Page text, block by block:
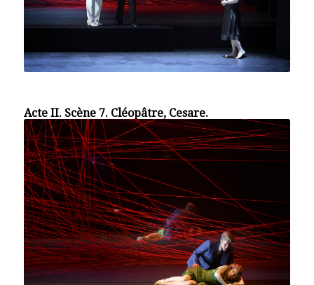
Acte II. Scène 7. Cléopâtre, Cesare.